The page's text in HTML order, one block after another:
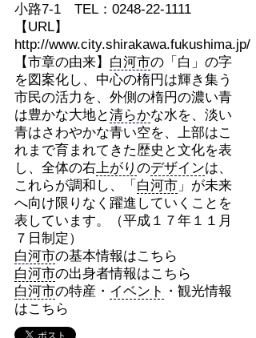
小路7-1 TEL：0248-22-1111
【URL】
http://www.city.shirakawa.fukushima.jp/
【市章の由来】 白河市の「白」の字
を図案化し、中心の楕円は輝き集う
市民の活力を、外側の楕円の濃い青
は豊かな大地と清らかな水を、淡い
青はさわやかな青い空を、上部はこ
れまで育まれてきた歴史と文化を表
し、全体の右上がり のデザインは、
これらが調和し、「 白河市」が未来
へ向け限りなく躍進していくことを
表しています。（平成１７年１１月
７日制定）
白河市の基本情報はこちら
白河市の出身者情報はこちら
白河市の特産・ イベント ・観光情報
はこちら